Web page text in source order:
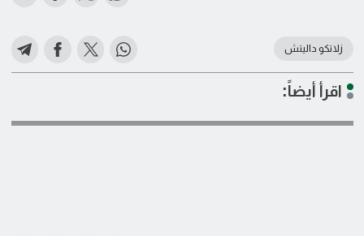
زلاتكو داليتش
اقرأ أيضاً: